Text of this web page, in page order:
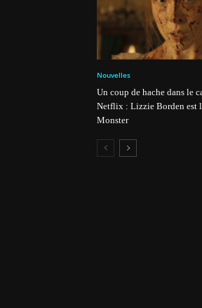
Nouvelles
Un coup de hache dans le
Netflix : Lizzie Borden est
Monster